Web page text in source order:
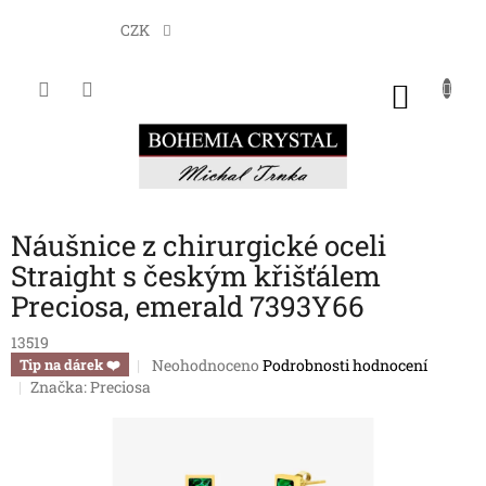
CZK
Náušnice z chirurgické oceli
Straight s českým křišťálem
Preciosa, emerald 7393Y66
13519
Tip na dárek ❤️
Průměrné
Neohodnoceno Podrobnosti hodnocení
Značka:Preciosa